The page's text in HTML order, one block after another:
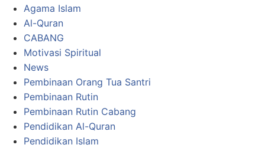
Agama Islam
Al-Quran
CABANG
Motivasi Spiritual
News
Pembinaan Orang Tua Santri
Pembinaan Rutin
Pembinaan Rutin Cabang
Pendidikan Al-Quran
Pendidikan Islam